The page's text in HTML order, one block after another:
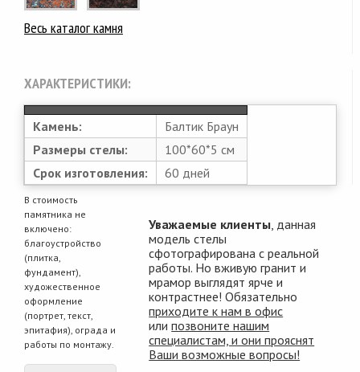
Весь каталог камня
ХАРАКТЕРИСТИКИ:
Камень:
Балтик Браун
Размеры стелы:
100*60*5 см
Срок изготовления:
60 дней
В стоимость
памятника не
включено:
благоустройство
(плитка,
фундамент),
художественное
оформление
(портрет, текст,
эпитафия), ограда и
работы по монтажу.
Уважаемые клиенты , данная
модель стелы
сфотографирована с реальной
работы. Но вживую гранит и
мрамор выглядят ярче и
контрастнее! Обязательно
приходите к нам в офис
илипозвоните нашим
специалистам, и они прояснят
Ваши возможные вопросы!